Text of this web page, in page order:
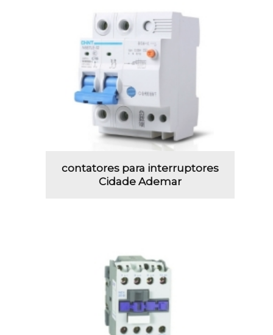
contatores para interruptores
Cidade Ademar